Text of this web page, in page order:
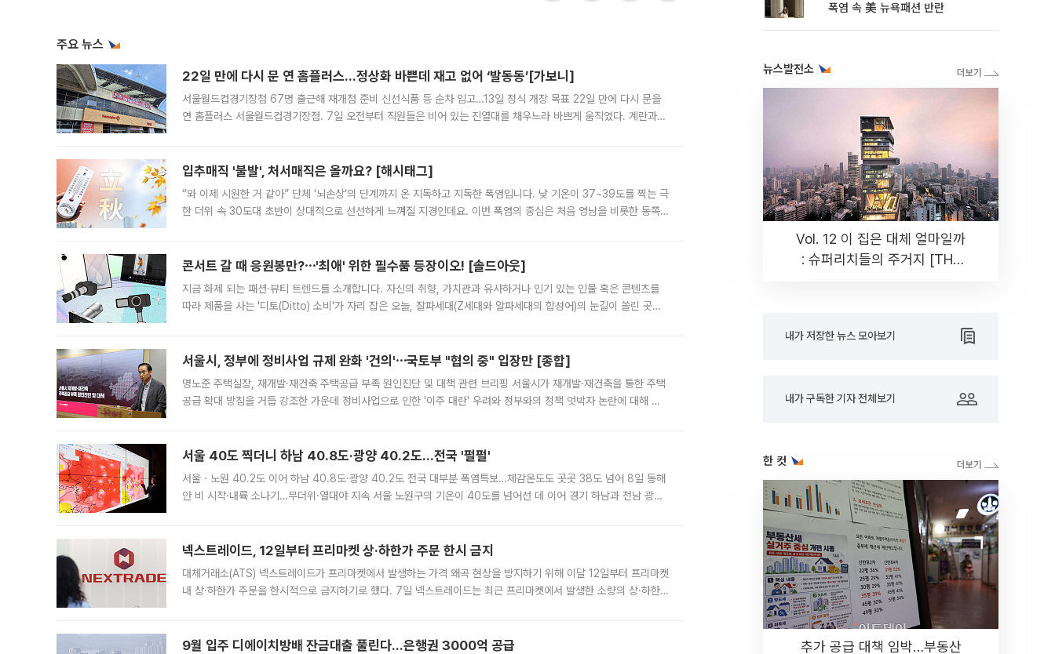
주요 뉴스
22일 만에 다시 문 연 홈플러스…정상화 바쁜데 재고 없어 ‘발동동’[가보니]
서울월드컵경기장점 67명 출근해 재개점 준비 신선식품 등 순차 입고…13일 정식 개장 목표 22일 만에 다시 문을
연 홈플러스 서울월드컵경기장점. 7일 오전부터 직원들은 비어 있는 진열대를 채우느라 바쁘게 움직였다. 계란과
입추매직 '불발', 처서매직은 올까요? [해시태그]
“와 이제 시원한 거 같아” 단체 ‘뇌손상’의 단계까지 온 지독하고 지독한 폭염입니다. 낮 기온이 37~39도를 찍는 극
한 더위 속 30도대 초반이 상대적으로 선선하게 느껴질 지경인데요. 이번 폭염의 중심은 처음 영남을 비롯한 동쪽
콘서트 갈 때 응원봉만?⋯'최애' 위한 필수품 등장이오! [솔드아웃]
지금 화제 되는 패션·뷰티 트렌드를 소개합니다. 자신의 취향, 가치관과 유사하거나 인기 있는 인물 혹은 콘텐츠를
따라 제품을 사는 '디토(Ditto) 소비'가 자리 잡은 오늘, 잘파세대(Z세대와 알파세대의 합성어)의 눈길이 쏠린 곳은
서울시, 정부에 정비사업 규제 완화 '건의'⋯국토부 "협의 중" 입장만 [종합]
명노준 주택실장, 재개발·재건축 주택공급 부족 원인진단 및 대책 관련 브리핑 서울시가 재개발·재건축을 통한 주택
공급 확대 방침을 거듭 강조한 가운데 정비사업으로 인한 '이주 대란' 우려와 정부와의 정책 엇박자 논란에 대해 정
서울 40도 찍더니 하남 40.8도·광양 40.2도…전국 '펄펄'
서울ㆍ노원 40.2도 이어 하남 40.8도·광양 40.2도 전국 대부분 폭염특보…체감온도도 곳곳 38도 넘어 8일 동해
안 비 시작·내륙 소나기…무더위·열대야 지속 서울 노원구의 기온이 40도를 넘어선 데 이어 경기 하남과 전남 광양
넥스트레이드, 12일부터 프리마켓 상·하한가 주문 한시 금지
대체거래소(ATS) 넥스트레이드가 프리마켓에서 발생하는 가격 왜곡 현상을 방지하기 위해 이달 12일부터 프리마켓
내 상·하한가 주문을 한시적으로 금지하기로 했다. 7일 넥스트레이드는 최근 프리마켓에서 발생한 소량의 상·하한
9월 입주 디에이치방배 잔금대출 풀린다…은행권 3000억 공급
폭염 속 美 뉴욕패션 반란
뉴스발전소
Vol. 12 이 집은 대체 얼마일까
: 슈퍼리치들의 주거지 [THE
내가 저장한 뉴스 모아보기
내가 구독한 기자 전체보기
한 컷
추가 공급 대책 임박…부동산